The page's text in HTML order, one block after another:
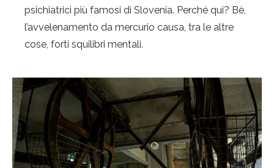
psichiatrici più famosi di Slovenia. Perché qui? Bè,
l’avvelenamento da mercurio causa, tra le altre
cose, forti squilibri mentali.